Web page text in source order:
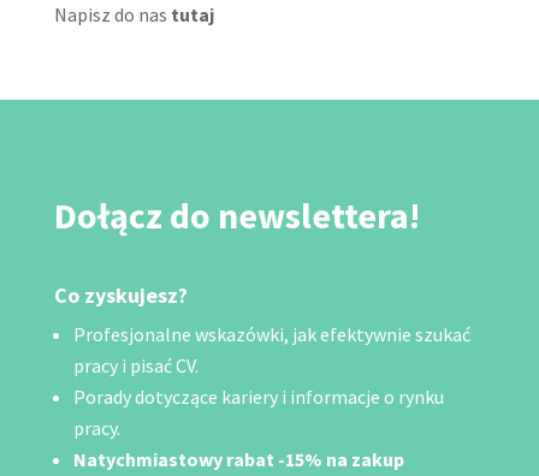
Napisz do nas tutaj
Dołącz do newslettera!
Co zyskujesz?
Profesjonalne wskazówki, jak efektywnie szukać
pracy i pisać CV.
Porady dotyczące kariery i informacje o rynku
pracy.
Natychmiastowy rabat -15% na zakup